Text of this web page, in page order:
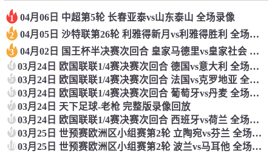
1 04月06日 中超第5轮 长春亚泰vs山东泰山 全场录像
2 04月05日 沙特联第26轮 利雅得新月vs利雅得胜利 全场录像
3 04月02日 国王杯半决赛次回合 皇家马德里vs皇家社会 全场录像
4 03月24日 欧国联联1/4赛决赛次回合 德国vs意大利 全场录像回放
5 03月24日 欧国联联1/4赛决赛次回合 法国vs克罗地亚 全场录像回放
6 03月24日 欧国联联1/4赛决赛次回合 葡萄牙vs丹麦 全场录像回放
7 03月24日 天下足球-老枪 完整版录像回放
8 03月24日 欧国联联1/4赛决赛次回合 西班牙vs荷兰 全场录像回放
9 03月25日 世预赛欧洲区小组赛第2轮 立陶宛vs芬兰 全场录像回放
10 03月25日 世预赛欧洲区小组赛第2轮 波兰vs马耳他 全场录像回放